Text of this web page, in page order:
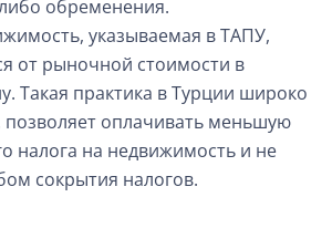
обременения.
указываемая в ТАПУ,
от рыночной стоимости в
Такая практика в Турции широко
позволяет оплачивать меньшую
налога на недвижимость и не
сокрытия налогов.